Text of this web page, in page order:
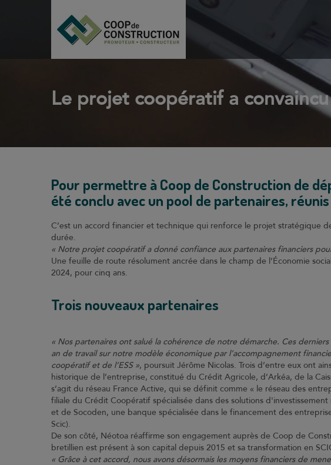
Le projet coopératif a
Pour permettre à Coop de Construction de
été conclu avec un pool de partenaires,
C’est un accord financier et technique qui renforce le projet stratégique
durée.
« Notre projet coopératif a donné confiance aux partenaires financiers
Une feuille de route résolument ancrée dans le champ de l’Économie
2024, pour cinq ans.
Trois nouveaux partenaires
« Nos partenaires ont salué la cohérence de notre démarche. Ces
an de travail sur notre modèle économique par l’accompagnement
coopératif et de l’ESS », poursuit Jérôme Nicolas. Trois d’entre eux ont
historique de l’entreprise, constitué du Crédit Agricole, d’Arkéa, de la
s’agit du réseau France Active, qui se définit comme « le réseau des
filiale du Crédit Coopératif spécialisée dans des solutions
et de Socoden, une banque spécialisée dans le financement des
Scic).
De son côté, Néotoa réaffirme son engagement auprès de Coop de
bretillien est présent à son capital depuis 2015 et sa transformation en
« Grâce à cet accord, nous avons désormais les moyens financiers de